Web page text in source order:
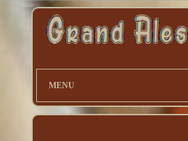
MENU